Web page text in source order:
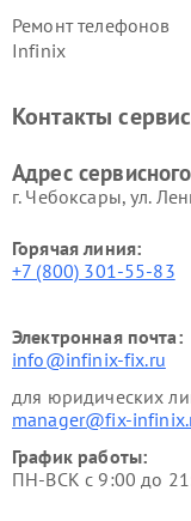
Ремонт телефонов
Infinix
Контакты
Адрес
г. Чебоксары, ул.
Горячая линия:
+7 (800) 301-55-83
Электронная почта:
info@infinix-fix.ru
для юридических
manager@fix-
График работы:
ПН-ВСК с 9:00 до